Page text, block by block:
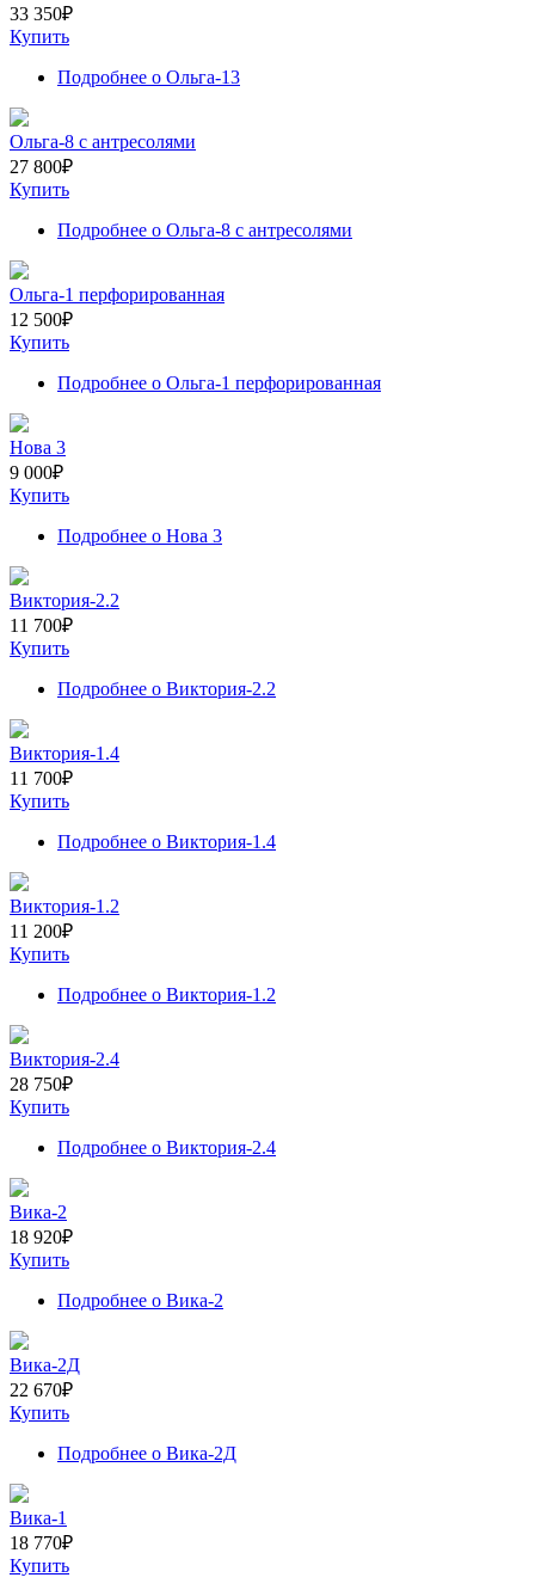
33 350₽
Купить
Подробнее о Ольга-13
Ольга-8 с антресолями
27 800₽
Купить
Подробнее о Ольга-8 с антресолями
Ольга-1 перфорированная
12 500₽
Купить
Подробнее о Ольга-1 перфорированная
Нова 3
9 000₽
Купить
Подробнее о Нова 3
Виктория-2.2
11 700₽
Купить
Подробнее о Виктория-2.2
Виктория-1.4
11 700₽
Купить
Подробнее о Виктория-1.4
Виктория-1.2
11 200₽
Купить
Подробнее о Виктория-1.2
Виктория-2.4
28 750₽
Купить
Подробнее о Виктория-2.4
Вика-2
18 920₽
Купить
Подробнее о Вика-2
Вика-2Д
22 670₽
Купить
Подробнее о Вика-2Д
Вика-1
18 770₽
Купить